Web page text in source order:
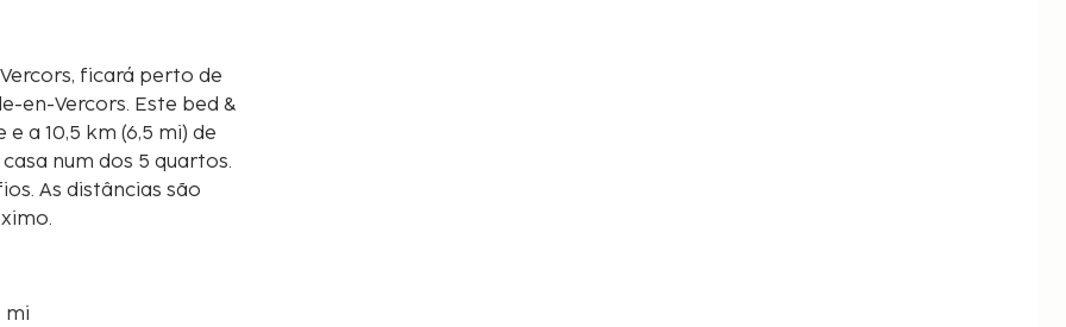
ficará perto de
en-Vercors. Este bed &
a 10,5 km (6,5 mi) de
num dos 5 quartos.
As distâncias são
mi